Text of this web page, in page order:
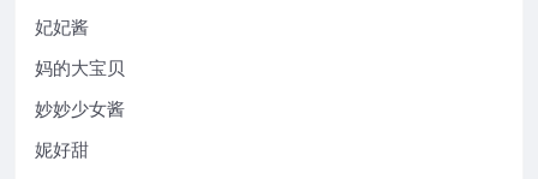
妃妃酱
妈的大宝贝
妙妙少女酱
妮好甜